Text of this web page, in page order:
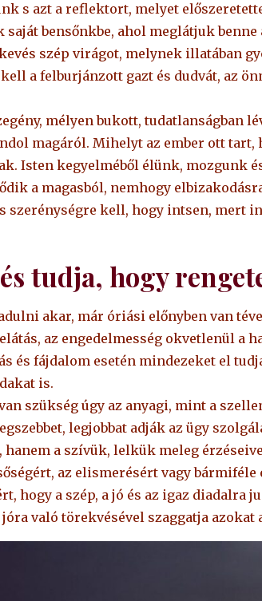
s azt a reflektort, melyet
bensőnkbe, ahol meglátjuk
szép virágot, melynek illatában
a felburjánzott gazt és dudvát, az
mélyen bukott, tudatlanságban
magáról. Mihelyt az ember ott
Isten kegyelméből élünk, mozgunk
a magasból, nemhogy
szerénységre kell, hogy intsen, mert
tudja, hogy
akar, már óriási előnyben van
az engedelmesség okvetlenül a
és fájdalom esetén mindezeket el
is.
szükség úgy az anyagi, mint a
legjobbat adják az ügy
a szívük, lelkük meleg
az elismerésért vagy
hogy a szép, a jó és az igaz diadalra
való törekvésével szaggatja